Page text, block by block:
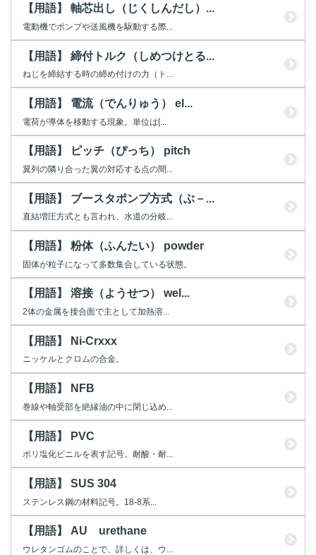
【用語】 軸芯出し（じくしんだし）...
電動機でポンプや送風機を駆動する際...
【用語】 締付トルク（しめつけとる...
ねじを締結する時の締め付けの力（ト...
【用語】 電流（でんりゅう） el...
電荷が導体を移動する現象。単位は[...
【用語】 ピッチ（ぴっち） pitch
翼列の隣り合った翼の対応する点の間...
【用語】 ブースタポンプ方式（ぶ－...
直結増圧方式とも言われ、水道の分岐...
【用語】 粉体（ふんたい） powder
固体が粒子になって多数集合している状態。
【用語】 溶接（ようせつ） wel...
2体の金属を接合面で主として加熱溶...
【用語】 Ni-Crxxx
ニッケルとクロムの合金。
【用語】 NFB
巻線や軸受部を絶縁油の中に閉じ込め...
【用語】 PVC
ポリ塩化ビニルを表す記号。耐酸・耐...
【用語】 SUS 304
ステンレス鋼の材料記号。18-8系...
【用語】 AU urethane
ウレタンゴムのことで、詳しくは、ウ...